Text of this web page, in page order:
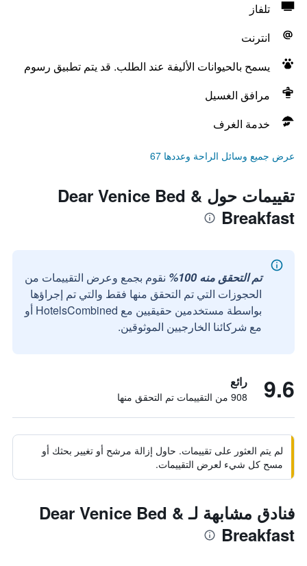
تلفاز
انترنت
يسمح بالحيوانات الأليفة عند الطلب. قد يتم تطبيق رسوم
مرافق الغسيل
خدمة الغرف
عرض جميع وسائل الراحة وعددها 67
تقييمات حول Dear Venice Bed &
Breakfast
تم التحقق منه 100%
نقوم بجمع وعرض التقييمات من
الحجوزات التي تم التحقق منها فقط والتي تم إجراؤها
بواسطة مستخدمين حقيقيين مع HotelsCombined أو
مع شركائنا الخارجيين الموثوقين.
9.6 رائع
908 من التقييمات تم التحقق منها
لم يتم العثور على تقييمات. حاول إزالة مرشح أو تغيير بحثك أو
مسح كل شيء لعرض التقييمات.
فنادق مشابهة لـ Dear Venice Bed &
Breakfast